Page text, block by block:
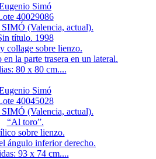
Simó
40029086
(Valencia, actual).
título. 1998
collage sobre lienzo.
la parte trasera en un lateral.
80 x 80 cm....
Simó
40045028
(Valencia, actual).
“Al toro”.
sobre lienzo.
ángulo inferior derecho.
93 x 74 cm....